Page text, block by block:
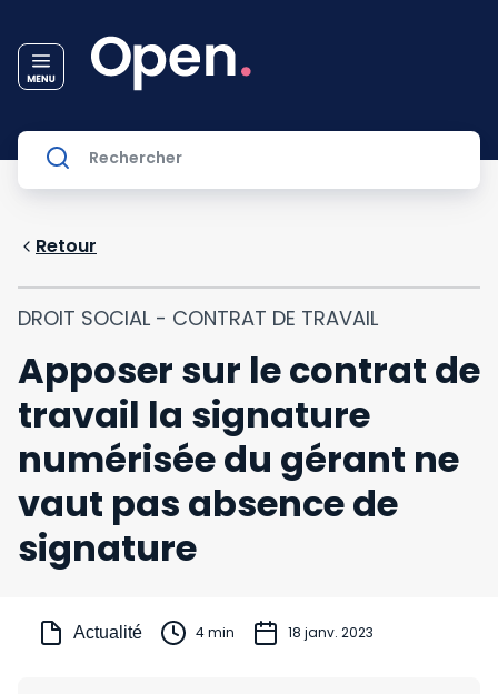
Retour
DROIT SOCIAL - CONTRAT DE TRAVAIL
Apposer sur le contrat de
travail la signature
numérisée du gérant ne
vaut pas absence de
signature
Actualité 4 min 18 janv. 2023